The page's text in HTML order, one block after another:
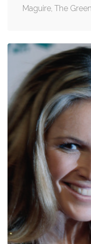
Maguire, The